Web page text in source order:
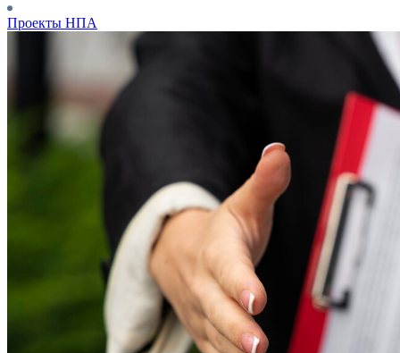
Проекты НПА